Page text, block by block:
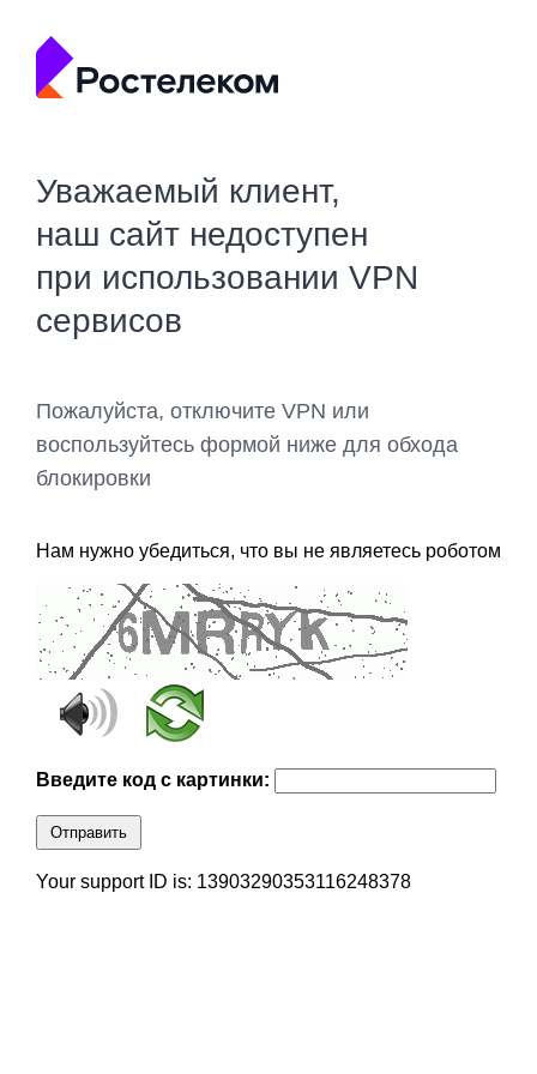
Уважаемый клиент,
наш сайт недоступен
при использовании VPN
сервисов
Пожалуйста, отключите VPN или
воспользуйтесь формой ниже для обхода
блокировки
Нам нужно убедиться, что вы не являетесь роботом
Введите код с картинки:
Отправить
Your support ID is: 13903290353116248378